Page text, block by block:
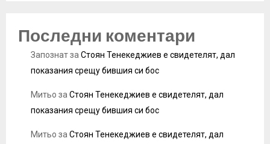
Последни коментари
Запознатза Стоян Тенекеджиев е свидетелят, дал
показания срещу бившия си бос
Митьо за Стоян Тенекеджиев е свидетелят, дал
показания срещу бившия си бос
Митьо за Стоян Тенекеджиев е свидетелят, дал